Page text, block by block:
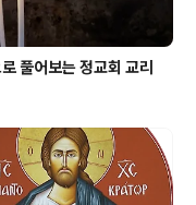
풀어보는 정교회 교리